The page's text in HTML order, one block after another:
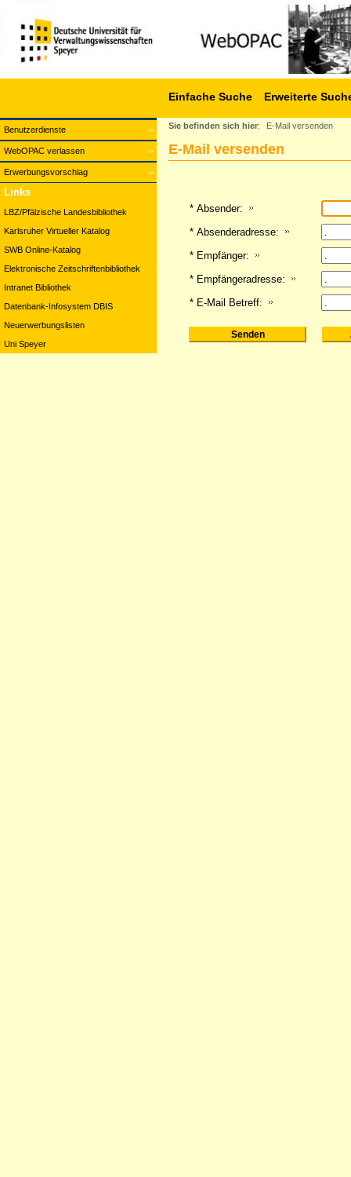
Benutzerdienste
WebOPAC verlassen
Erwerbungsvorschlag
Einfache Suche Erweiterte
Links
LBZ/Pfälzische Landesbibliothek
Karlsruher Virtueller Katalog
SWB Online-Katalog
Elektronische Zeitschriftenbibliothek
Intranet Bibliothek
Datenbank-Infosystem DBIS
Neuerwerbungslisten
Uni Speyer
Sie befinden sich hier: E-Mail versenden
E-Mail versenden
* Absender:
* Absenderadresse:
* Empfänger:
* Empfängeradresse:
* E-Mail Betreff: